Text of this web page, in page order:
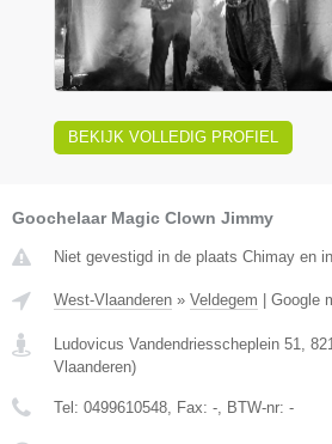
BEKIJK VOLLEDIG PROFIEL
Goochelaar Magic Clown Jimmy
Niet gevestigd in de plaats Chimay en
West-Vlaanderen » Veldegem | Google
Ludovicus Vandendriesscheplein 51
Vlaanderen)
Tel: 0499610548 , Fax: - , BTW-nr: -